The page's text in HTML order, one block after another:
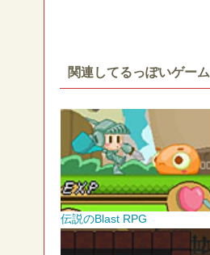
関連してるっぽいゲーム
伝説のBlast RPG